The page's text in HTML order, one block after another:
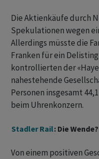
Die Aktienkäufe durch
Spekulationen wegen
Allerdings müsste die
Franken für ein
kontrollierten der
nahestehende
Personen insgesamt
beim Uhrenkonzern.
Stadler Rail: Die Wende?
Von einem positiven